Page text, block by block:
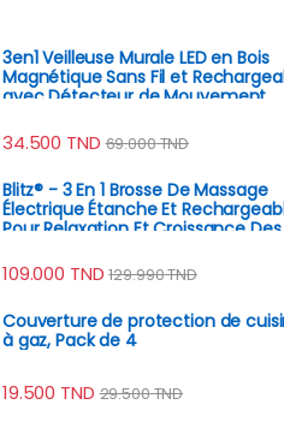
3en1 Veilleuse Murale LED en Bois
Magnétique Sans Fil et
avec Détecteur de Mouvement
34.500 TND 69.000TND
Blitz® - 3 En 1 Brosse De Massage
Électrique Étanche Et
Pour Relaxation Et Croissance Des
109.000 TND 129.990TND
Couverture de protection de
à gaz, Pack de 4
19.500 TND 29.500TND